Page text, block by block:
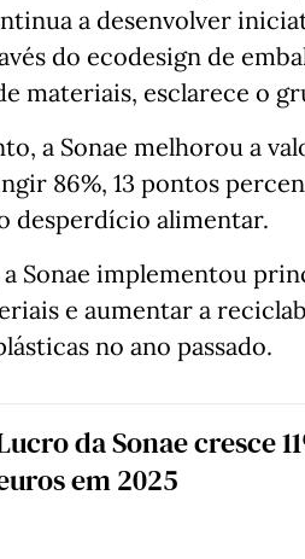
a desenvolver
do ecodesign de
materiais, esclarece o
a Sonae melhorou a
86%, 13 pontos
desperdício alimentar.
a Sonae implementou
e aumentar a
no ano passado.
da Sonae cresce
em 2025